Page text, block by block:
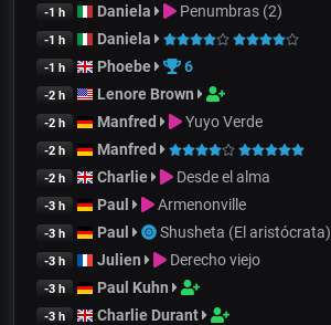
-1 h Daniela Penumbras (2)
-1 h Daniela
-1 h Phoebe 6
-2 h Lenore Brown
-2 h Manfred Yuyo Verde
-2 h Manfred
-2 h Charlie Desde el alma
-3 h Paul Armenonville
-3 h Paul Shusheta (El aristócrata)
-3 h Julien Derecho viejo
-3 h Paul Kuhn
-3 h Charlie Durant